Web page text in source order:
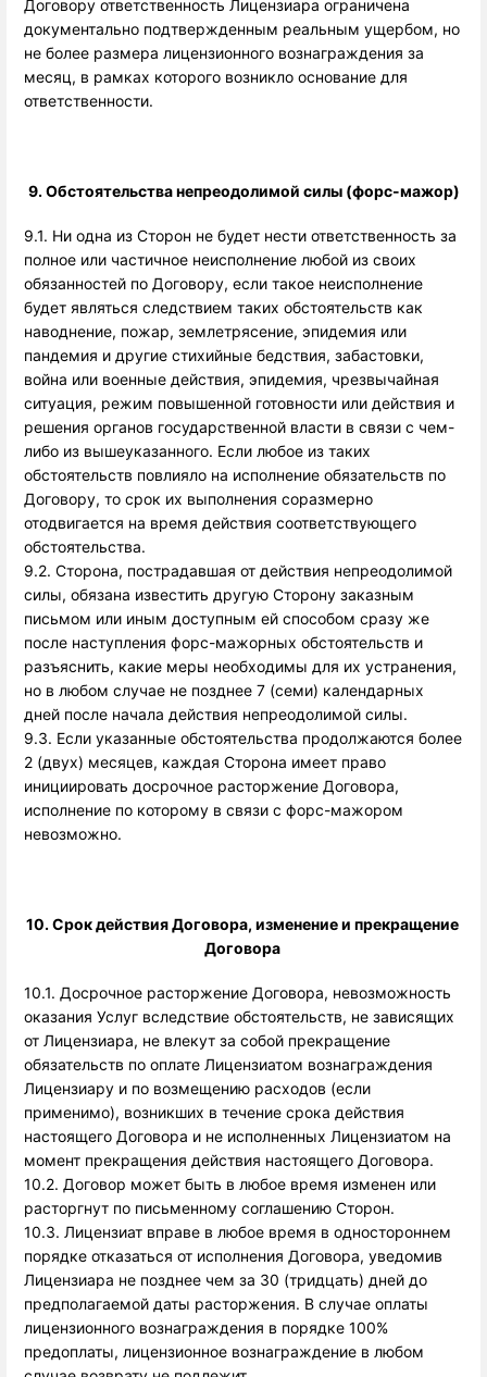
Договору ответственность Лицензиара ограничена
документально подтвержденным реальным ущербом, но
не более размера лицензионного вознаграждения за
месяц, в рамках которого возникло основание для
ответственности.
9. Обстоятельства непреодолимой силы (форс-мажор)
9.1. Ни одна из Сторон не будет нести ответственность за
полное или частичное неисполнение любой из своих
обязанностей по Договору, если такое неисполнение
будет являться следствием таких обстоятельств как
наводнение, пожар, землетрясение, эпидемия или
пандемия и другие стихийные бедствия, забастовки,
война или военные действия, эпидемия, чрезвычайная
ситуация, режим повышенной готовности или действия и
решения органов государственной власти в связи с чем-
либо из вышеуказанного. Если любое из таких
обстоятельств повлияло на исполнение обязательств по
Договору, то срок их выполнения соразмерно
отодвигается на время действия соответствующего
обстоятельства.
9.2. Сторона, пострадавшая от действия непреодолимой
силы, обязана известить другую Сторону заказным
письмом или иным доступным ей способом сразу же
после наступления форс-мажорных обстоятельств и
разъяснить, какие меры необходимы для их устранения,
но в любом случае не позднее 7 (семи) календарных
дней после начала действия непреодолимой силы.
9.3. Если указанные обстоятельства продолжаются более
2 (двух) месяцев, каждая Сторона имеет право
инициировать досрочное расторжение Договора,
исполнение по которому в связи с форс-мажором
невозможно.
10. Срок действия Договора, изменение и прекращение
Договора
10.1. Досрочное расторжение Договора, невозможность
оказания Услуг вследствие обстоятельств, не зависящих
от Лицензиара, не влекут за собой прекращение
обязательств по оплате Лицензиатом вознаграждения
Лицензиару и по возмещению расходов (если
применимо), возникших в течение срока действия
настоящего Договора и не исполненных Лицензиатом на
момент прекращения действия настоящего Договора.
10.2. Договор может быть в любое время изменен или
расторгнут по письменному соглашению Сторон.
10.3. Лицензиат вправе в любое время в одностороннем
порядке отказаться от исполнения Договора, уведомив
Лицензиара не позднее чем за 30 (тридцать) дней до
предполагаемой даты расторжения. В случае оплаты
лицензионного вознаграждения в порядке 100%
предоплаты, лицензионное вознаграждение в любом